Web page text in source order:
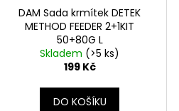
DAM Sada krmítek DETEK
METHOD FEEDER 2+1KIT
50+80G L
Skladem (>5 ks)
199 Kč
DO KOŠÍKU